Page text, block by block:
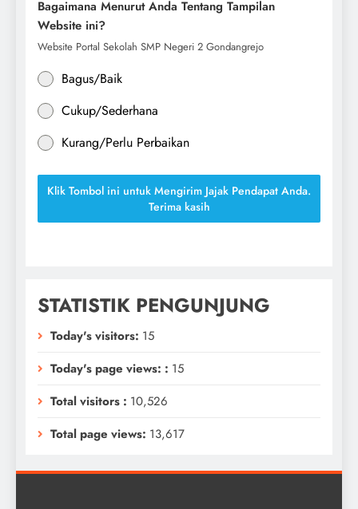
Bagaimana Menurut Anda Tentang Tampilan
Website ini?
Website Portal Sekolah SMP Negeri 2 Gondangrejo
Bagus/Baik
Cukup/Sederhana
Kurang/Perlu Perbaikan
Klik Tombol ini untuk Mengirim Jajak Pendapat Anda.
Terima kasih
STATISTIK PENGUNJUNG
Today's visitors: 15
Today's page views: : 15
Total visitors : 10,526
Total page views: 13,617